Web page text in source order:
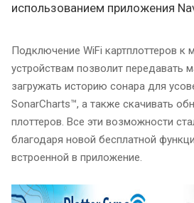
использованием приложения
Подключение WiFi картплоттеров к
устройствам позволит передавать
загружать историю сонара для
SonarCharts™, а также скачивать
плоттеров. Все эти возможности
благодаря новой бесплатной
встроенной в приложение.